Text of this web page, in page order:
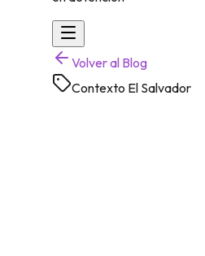
Volver al Blog
Contexto El Salvador